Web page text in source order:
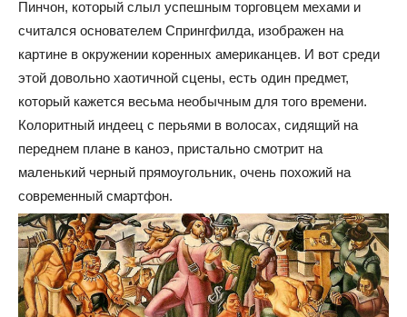
Пинчон, который слыл успешным торговцем мехами и
считался основателем Спрингфилда, изображен на
картине в окружении коренных американцев. И вот среди
этой довольно хаотичной сцены, есть один предмет,
который кажется весьма необычным для того времени.
Колоритный индеец с перьями в волосах, сидящий на
переднем плане в каноэ, пристально смотрит на
маленький черный прямоугольник, очень похожий на
современный смартфон.